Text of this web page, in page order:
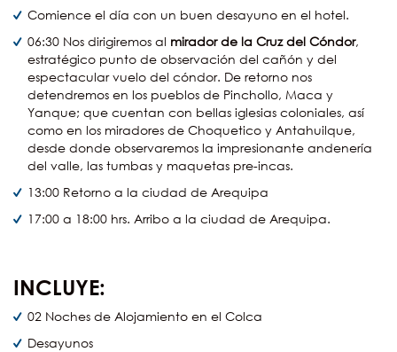
Comience el día con un buen desayuno en el hotel.
06:30 Nos dirigiremos al mirador de la Cruz del Cóndor,
estratégico punto de observación del cañón y del
espectacular vuelo del cóndor. De retorno nos
detendremos en los pueblos de Pinchollo, Maca y
Yanque; que cuentan con bellas iglesias coloniales, así
como en los miradores de Choquetico y Antahuilque,
desde donde observaremos la impresionante andenería
del valle, las tumbas y maquetas pre-incas.
13:00 Retorno a la ciudad de Arequipa
17:00 a 18:00 hrs. Arribo a la ciudad de Arequipa.
INCLUYE:
02 Noches de Alojamiento en el Colca
Desayunos